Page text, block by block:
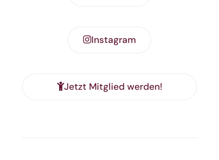
Instagram
Jetzt Mitglied werden!